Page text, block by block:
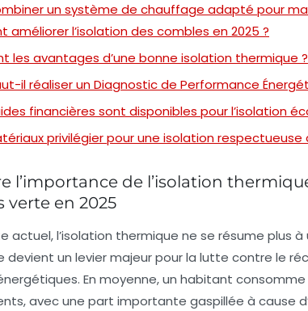
un système de chauffage adapté pour
améliorer l’isolation des combles en 2025 ?
les avantages d’une bonne isolation thermique ?
il réaliser un Diagnostic de Performance
financières sont disponibles pour l’isolation
privilégier pour une isolation respectueuse
l’importance de l’isolation
verte en 2025
actuel, l’isolation thermique ne se résume plus
devient un levier majeur pour la lutte contre le
En moyenne, un habitant consomme
avec une part importante gaspillée à cause